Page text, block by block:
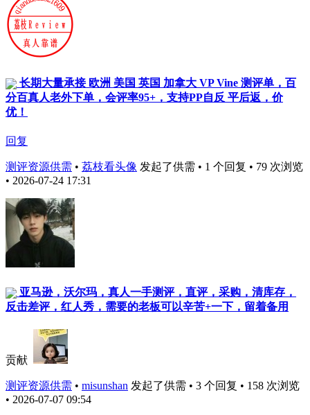
长期大量承接 欧洲 美国 英国 加拿大 VP Vine 测评单，百
分百真人老外下单，会评率95+，支持PP自反 平后返，价
优！
回复
测评资源供需 • 荔枝看头像 发起了供需 • 1 个回复 • 79 次浏览
• 2026-07-24 17:31
亚马逊，沃尔玛，真人一手测评，直评，采购，清库存，
反击差评，红人秀，需要的老板可以辛苦+一下，留着备用
贡献
测评资源供需 • misunshan 发起了供需 • 3 个回复 • 158 次浏览
• 2026-07-07 09:54